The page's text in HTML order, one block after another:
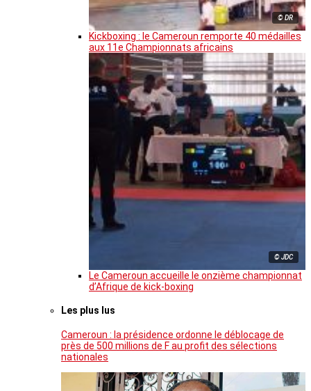
© DR
Kickboxing : le Cameroun remporte 40 médailles
aux 11e Championnats africains
© JDC
Le Cameroun accueille le onzième championnat
d’Afrique de kick-boxing
Les plus lus
Cameroun : la présidence ordonne le déblocage de
près de 500 millions de F au profit des sélections
nationales